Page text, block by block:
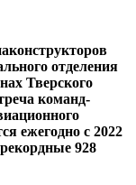
отделения
Тверского
команд-
ежегодно с 2022
928